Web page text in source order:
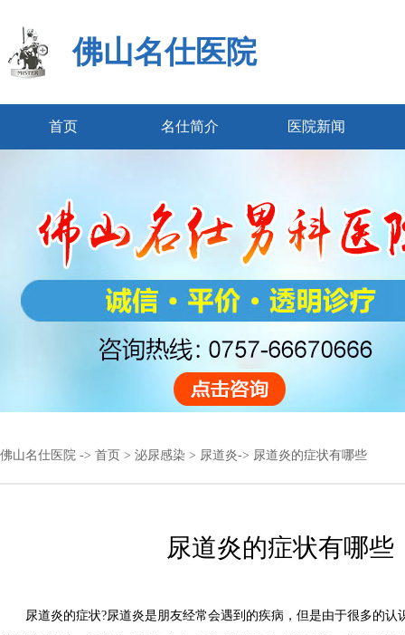
佛山名仕医院
首页 名仕简介 医院新闻
佛山名仕医院 -> 首页 > 泌尿感染 > 尿道炎-> 尿道炎的症状有哪些
尿道炎的症状有哪些
尿道炎的症状?尿道炎是朋友经常会遇到的疾病，但是由于很多的认